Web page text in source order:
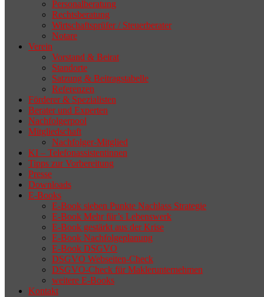
Personalberatung
Rechtsberatung
Wirtschaftsprüfer / Steuerberater
Notare
Verein
Vorstand & Beirat
Standorte
Satzung & Beitragstabelle
Referenzen
Förderer & Spezialisten
Berater und Experten
Nachfolgerpool
Mitgliedschaft
Nachfolger-Mitglied
KI – Telefonassistentinnen
Tipps zur Vorbereitung
Presse
Downloads
E-Books
E-Book sieben Punkte Nachlass Strategie
E-Book Mehr für’s Lebenswerk
E-Book gestärkt aus der Krise
E-Book Nachfolgeplanung
E-Book DSGVO
DSGVO Webseiten-Check
DSGVO-Check für Maklerunternehmen
weitere E-Books
Kontakt